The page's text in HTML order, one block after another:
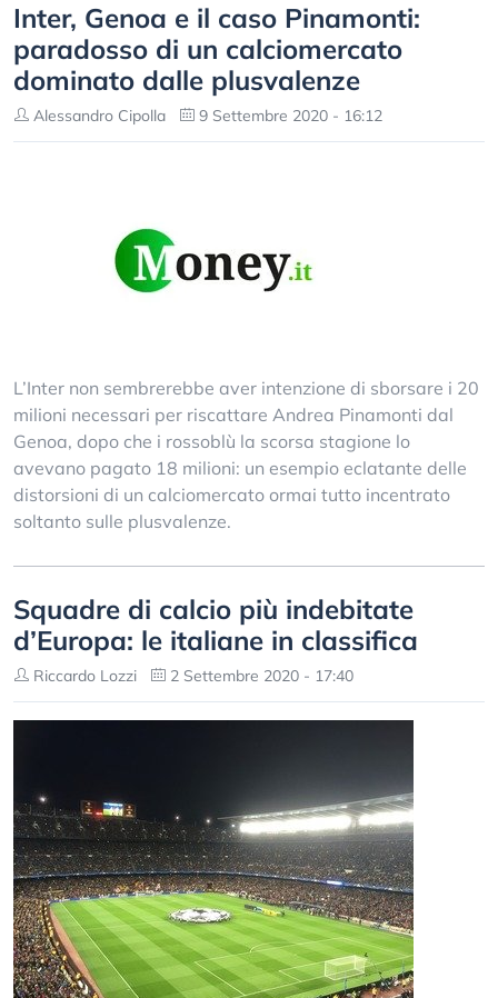
Inter, Genoa e il caso Pinamonti:
paradosso di un calciomercato
dominato dalle plusvalenze
Alessandro Cipolla 9 Settembre 2020 - 16:12
L’Inter non sembrerebbe aver intenzione di sborsare i 20
milioni necessari per riscattare Andrea Pinamonti dal
Genoa, dopo che i rossoblù la scorsa stagione lo
avevano pagato 18 milioni: un esempio eclatante delle
distorsioni di un calciomercato ormai tutto incentrato
soltanto sulle plusvalenze.
Squadre di calcio più indebitate
d’Europa: le italiane in classifica
Riccardo Lozzi 2 Settembre 2020 - 17:40